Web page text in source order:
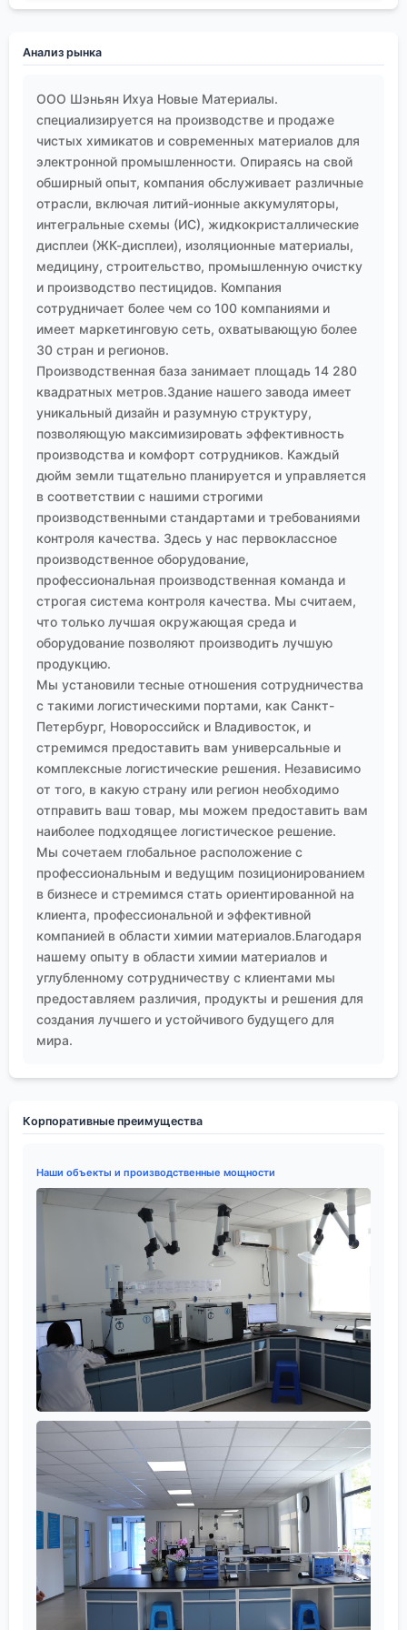
которые следят за такими трендами и
Ещё один момент — экологичность и ?зелёная?
или продукты из возобновляемого сырья пока не
массовые, но в Европе и некоторых других
регионах они звучат всё чаще. Поставщик,
который уже имеет в портфеле такие разработки
или хотя бы отслеживает этот тренд, выглядит
более перспективно для долгосрочного
сотрудничества. Судя по широкому охвату
отраслей в деятельностиООО Шэньян Ихуа Новые
Материалы, они, вероятно, чувствуют такие
изменения спроса и могут гибко реагировать.
И последнее — цифровизация. Сейчас уже мало
кого удивишь электронным сертификатом анализа.
Но некоторые передовые производители начинают
предлагать доступ к данным мониторинга
параметров производства для ключевых клиентов
или используют блокчейн для отслеживания
происхождения сырья. Пока это редкость, но,
премиального сегмента. При выборе партнёра уже
стоит поинтересоваться, есть ли у них движение в
эту сторону. Всё-таки, когда речь идёт о таком
продукте, какполиэтиленоксид, где качество
закладывается на этапе синтеза, прозрачность —
это доверие.
Анализ рынка
ООО Шэньян Ихуа Новые Материалы.
специализируется на производстве и продаже
чистых химикатов и современных материалов для
электронной промышленности. Опираясь на свой
обширный опыт, компания обслуживает различные
отрасли, включая литий-ионные аккумуляторы,
интегральные схемы (ИС), жидкокристаллические
дисплеи (ЖК-дисплеи), изоляционные материалы,
медицину, строительство, промышленную очистку
и производство пестицидов. Компания
сотрудничает более чем со 100 компаниями и
имеет маркетинговую сеть, охватывающую более
30 стран и регионов.
Производственная база занимает площадь 14 280
квадратных метров.Здание нашего завода имеет
уникальный дизайн и разумную структуру,
позволяющую максимизировать эффективность
производства и комфорт сотрудников. Каждый
дюйм земли тщательно планируется и управляется
в соответствии с нашими строгими
производственными стандартами и требованиями
контроля качества. Здесь у нас первоклассное
производственное оборудование,
профессиональная производственная команда и
строгая система контроля качества. Мы считаем,
что только лучшая окружающая среда и
оборудование позволяют производить лучшую
продукцию.
Мы установили тесные отношения сотрудничества
с такими логистическими портами, как Санкт-
Петербург, Новороссийск и Владивосток, и
стремимся предоставить вам универсальные и
комплексные логистические решения. Независимо
от того, в какую страну или регион необходимо
отправить ваш товар, мы можем предоставить вам
наиболее подходящее логистическое решение.
Мы сочетаем глобальное расположение с
профессиональным и ведущим позиционированием
в бизнесе и стремимся стать ориентированной на
клиента, профессиональной и эффективной
компанией в области химии материалов.Благодаря
нашему опыту в области химии материалов и
углубленному сотрудничеству с клиентами мы
предоставляем различия, продукты и решения для
создания лучшего и устойчивого будущего для
мира.
Корпоративные преимущества
Наши объекты и производственные мощности